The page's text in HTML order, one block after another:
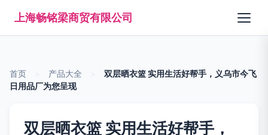
上海畅铭梁商贸有限公司
首页 产品大全
双层晒衣篮 实用生活好帮手，义乌市今飞
日用品厂为您呈现
双层晒衣篮 实用生活好帮手，